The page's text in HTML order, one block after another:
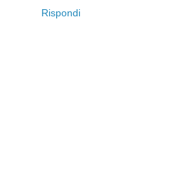
Rispondi